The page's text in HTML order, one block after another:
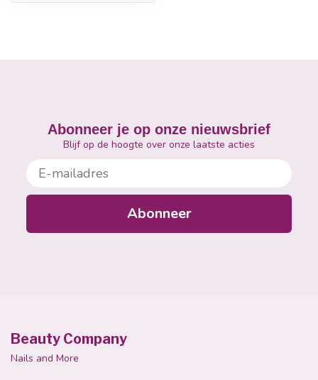
Abonneer je op onze nieuwsbrief
Blijf op de hoogte over onze laatste acties
E-mailadres
Abonneer
Beauty Company
Nails and More